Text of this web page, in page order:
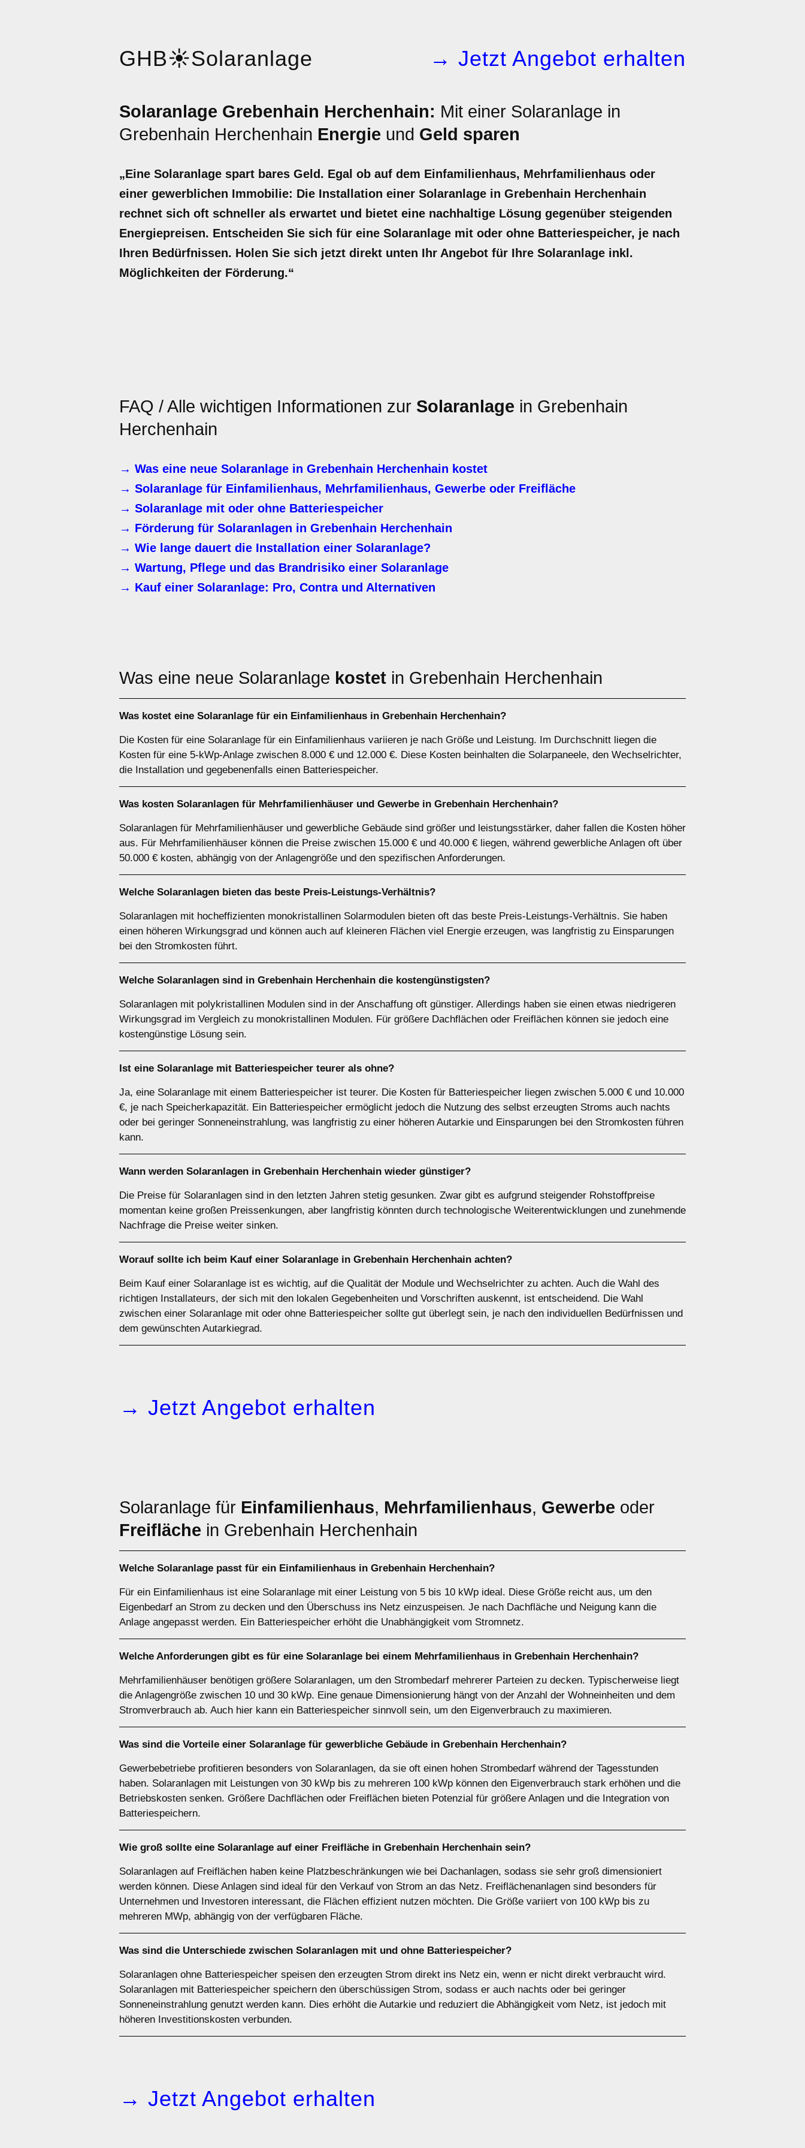
GHB☀️Solaranlage → Jetzt Angebot erhalten
Solaranlage Grebenhain Herchenhain: Mit einer Solaranlage in
Grebenhain Herchenhain Energie und Geld sparen
„Eine Solaranlage spart bares Geld. Egal ob auf dem Einfamilienhaus, Mehrfamilienhaus oder
einer gewerblichen Immobilie: Die Installation einer Solaranlage in Grebenhain Herchenhain
rechnet sich oft schneller als erwartet und bietet eine nachhaltige Lösung gegenüber steigenden
Energiepreisen. Entscheiden Sie sich für eine Solaranlage mit oder ohne Batteriespeicher, je nach
Ihren Bedürfnissen. Holen Sie sich jetzt direkt unten Ihr Angebot für Ihre Solaranlage inkl.
Möglichkeiten der Förderung.“
FAQ / Alle wichtigen Informationen zur Solaranlage in Grebenhain
Herchenhain
→ Was eine neue Solaranlage in Grebenhain Herchenhain kostet
→ Solaranlage für Einfamilienhaus, Mehrfamilienhaus, Gewerbe oder Freifläche
→ Solaranlage mit oder ohne Batteriespeicher
→ Förderung für Solaranlagen in Grebenhain Herchenhain
→ Wie lange dauert die Installation einer Solaranlage?
→ Wartung, Pflege und das Brandrisiko einer Solaranlage
→ Kauf einer Solaranlage: Pro, Contra und Alternativen
Was eine neue Solaranlage kostet in Grebenhain Herchenhain
Was kostet eine Solaranlage für ein Einfamilienhaus in Grebenhain Herchenhain?
Die Kosten für eine Solaranlage für ein Einfamilienhaus variieren je nach Größe und Leistung. Im Durchschnitt liegen die
Kosten für eine 5-kWp-Anlage zwischen 8.000 € und 12.000 €. Diese Kosten beinhalten die Solarpaneele, den Wechselrichter,
die Installation und gegebenenfalls einen Batteriespeicher.
Was kosten Solaranlagen für Mehrfamilienhäuser und Gewerbe in Grebenhain Herchenhain?
Solaranlagen für Mehrfamilienhäuser und gewerbliche Gebäude sind größer und leistungsstärker, daher fallen die Kosten höher
aus. Für Mehrfamilienhäuser können die Preise zwischen 15.000 € und 40.000 € liegen, während gewerbliche Anlagen oft über
50.000 € kosten, abhängig von der Anlagengröße und den spezifischen Anforderungen.
Welche Solaranlagen bieten das beste Preis-Leistungs-Verhältnis?
Solaranlagen mit hocheffizienten monokristallinen Solarmodulen bieten oft das beste Preis-Leistungs-Verhältnis. Sie haben
einen höheren Wirkungsgrad und können auch auf kleineren Flächen viel Energie erzeugen, was langfristig zu Einsparungen
bei den Stromkosten führt.
Welche Solaranlagen sind in Grebenhain Herchenhain die kostengünstigsten?
Solaranlagen mit polykristallinen Modulen sind in der Anschaffung oft günstiger. Allerdings haben sie einen etwas niedrigeren
Wirkungsgrad im Vergleich zu monokristallinen Modulen. Für größere Dachflächen oder Freiflächen können sie jedoch eine
kostengünstige Lösung sein.
Ist eine Solaranlage mit Batteriespeicher teurer als ohne?
Ja, eine Solaranlage mit einem Batteriespeicher ist teurer. Die Kosten für Batteriespeicher liegen zwischen 5.000 € und 10.000
€, je nach Speicherkapazität. Ein Batteriespeicher ermöglicht jedoch die Nutzung des selbst erzeugten Stroms auch nachts
oder bei geringer Sonneneinstrahlung, was langfristig zu einer höheren Autarkie und Einsparungen bei den Stromkosten führen
kann.
Wann werden Solaranlagen in Grebenhain Herchenhain wieder günstiger?
Die Preise für Solaranlagen sind in den letzten Jahren stetig gesunken. Zwar gibt es aufgrund steigender Rohstoffpreise
momentan keine großen Preissenkungen, aber langfristig könnten durch technologische Weiterentwicklungen und zunehmende
Nachfrage die Preise weiter sinken.
Worauf sollte ich beim Kauf einer Solaranlage in Grebenhain Herchenhain achten?
Beim Kauf einer Solaranlage ist es wichtig, auf die Qualität der Module und Wechselrichter zu achten. Auch die Wahl des
richtigen Installateurs, der sich mit den lokalen Gegebenheiten und Vorschriften auskennt, ist entscheidend. Die Wahl
zwischen einer Solaranlage mit oder ohne Batteriespeicher sollte gut überlegt sein, je nach den individuellen Bedürfnissen und
dem gewünschten Autarkiegrad.
→ Jetzt Angebot erhalten
Solaranlage für Einfamilienhaus, Mehrfamilienhaus, Gewerbe oder
Freifläche in Grebenhain Herchenhain
Welche Solaranlage passt für ein Einfamilienhaus in Grebenhain Herchenhain?
Für ein Einfamilienhaus ist eine Solaranlage mit einer Leistung von 5 bis 10 kWp ideal. Diese Größe reicht aus, um den
Eigenbedarf an Strom zu decken und den Überschuss ins Netz einzuspeisen. Je nach Dachfläche und Neigung kann die
Anlage angepasst werden. Ein Batteriespeicher erhöht die Unabhängigkeit vom Stromnetz.
Welche Anforderungen gibt es für eine Solaranlage bei einem Mehrfamilienhaus in Grebenhain Herchenhain?
Mehrfamilienhäuser benötigen größere Solaranlagen, um den Strombedarf mehrerer Parteien zu decken. Typischerweise liegt
die Anlagengröße zwischen 10 und 30 kWp. Eine genaue Dimensionierung hängt von der Anzahl der Wohneinheiten und dem
Stromverbrauch ab. Auch hier kann ein Batteriespeicher sinnvoll sein, um den Eigenverbrauch zu maximieren.
Was sind die Vorteile einer Solaranlage für gewerbliche Gebäude in Grebenhain Herchenhain?
Gewerbebetriebe profitieren besonders von Solaranlagen, da sie oft einen hohen Strombedarf während der Tagesstunden
haben. Solaranlagen mit Leistungen von 30 kWp bis zu mehreren 100 kWp können den Eigenverbrauch stark erhöhen und die
Betriebskosten senken. Größere Dachflächen oder Freiflächen bieten Potenzial für größere Anlagen und die Integration von
Batteriespeichern.
Wie groß sollte eine Solaranlage auf einer Freifläche in Grebenhain Herchenhain sein?
Solaranlagen auf Freiflächen haben keine Platzbeschränkungen wie bei Dachanlagen, sodass sie sehr groß dimensioniert
werden können. Diese Anlagen sind ideal für den Verkauf von Strom an das Netz. Freiflächenanlagen sind besonders für
Unternehmen und Investoren interessant, die Flächen effizient nutzen möchten. Die Größe variiert von 100 kWp bis zu
mehreren MWp, abhängig von der verfügbaren Fläche.
Was sind die Unterschiede zwischen Solaranlagen mit und ohne Batteriespeicher?
Solaranlagen ohne Batteriespeicher speisen den erzeugten Strom direkt ins Netz ein, wenn er nicht direkt verbraucht wird.
Solaranlagen mit Batteriespeicher speichern den überschüssigen Strom, sodass er auch nachts oder bei geringer
Sonneneinstrahlung genutzt werden kann. Dies erhöht die Autarkie und reduziert die Abhängigkeit vom Netz, ist jedoch mit
höheren Investitionskosten verbunden.
→ Jetzt Angebot erhalten